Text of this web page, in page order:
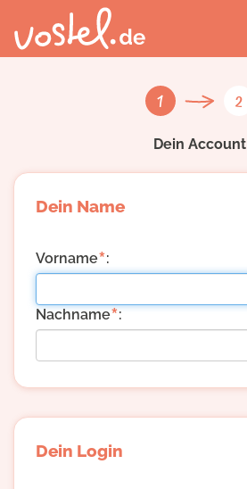
1 2
Dein Account
Dein Name
Vorname*:
Nachname*:
Dein Login